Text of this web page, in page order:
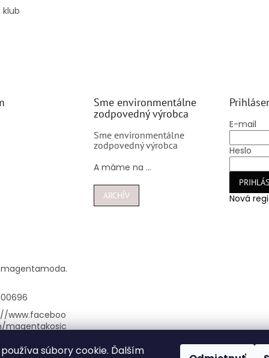
súbory cookie. Ďalším
klub
Sme environmentálne
zodpovedný výrobca
Sme environmentálne
zodpovedný výrobca
A máme na ...
ARCHÍV
E-mail
Heslo
Nová
magentamoda.
www.faceboo
magentakosic